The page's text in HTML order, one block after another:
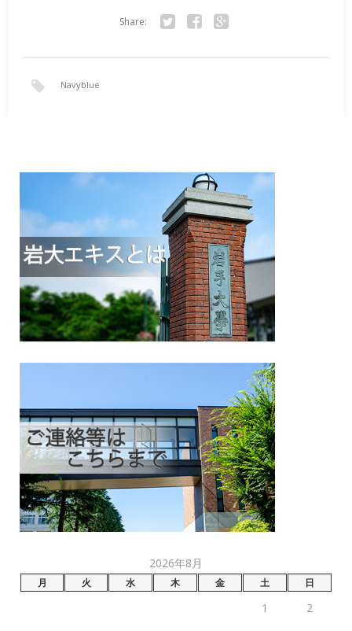
Share:
Navyblue
2026年8月
月 火 水 木 金 土 日
1 2